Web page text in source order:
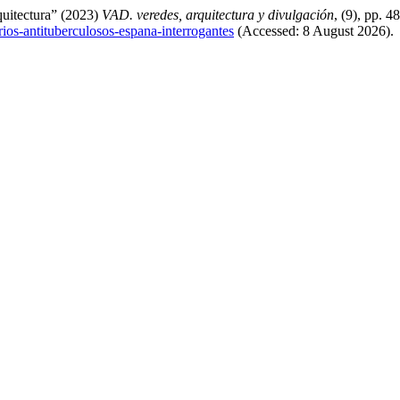
(2023) VAD. veredes, arquitectura y divulgación, (9), pp.
antituberculosos-espana-interrogantes (Accessed: 8 August 2026).